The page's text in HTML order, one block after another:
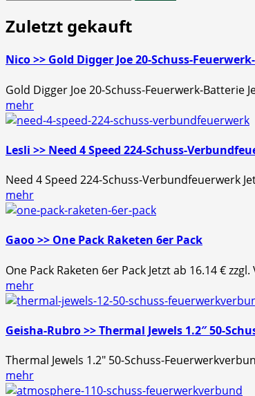
Zuletzt gekauft
Nico >> Gold Digger Joe 20-Schuss-
Gold Digger Joe 20-Schuss-Feuerwerk-
mehr
Lesli >> Need 4 Speed 224-Schuss-
Need 4 Speed 224-Schuss-Verbundfeuerwerk
mehr
Gaoo >> One Pack Raketen 6er Pack
One Pack Raketen 6er Pack Jetzt ab 16.14 €
mehr
Geisha-Rubro >> Thermal Jewels 1.2″ 50-
Thermal Jewels 1.2″ 50-Schuss-
mehr